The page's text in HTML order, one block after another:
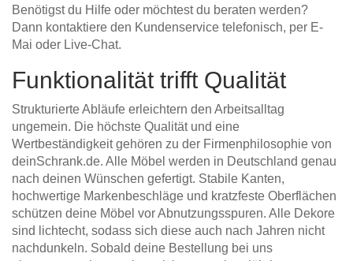
Benötigst du Hilfe oder möchtest du beraten werden?
Dann kontaktiere den Kundenservice telefonisch, per E-
Mai oder Live-Chat.
Funktionalität trifft Qualität
Strukturierte Abläufe erleichtern den Arbeitsalltag
ungemein. Die höchste Qualität und eine
Wertbeständigkeit gehören zu der Firmenphilosophie von
deinSchrank.de. Alle Möbel werden in Deutschland genau
nach deinen Wünschen gefertigt. Stabile Kanten,
hochwertige Markenbeschläge und kratzfeste Oberflächen
schützen deine Möbel vor Abnutzungsspuren. Alle Dekore
sind lichtecht, sodass sich diese auch nach Jahren nicht
nachdunkeln. Sobald deine Bestellung bei uns